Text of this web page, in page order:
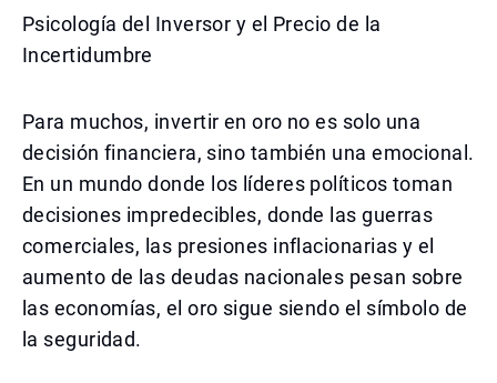
Psicología del Inversor y el Precio de la
Incertidumbre
Para muchos, invertir en oro no es solo una
decisión financiera, sino también una emocional.
En un mundo donde los líderes políticos toman
decisiones impredecibles, donde las guerras
comerciales, las presiones inflacionarias y el
aumento de las deudas nacionales pesan sobre
las economías, el oro sigue siendo el símbolo de
la seguridad.